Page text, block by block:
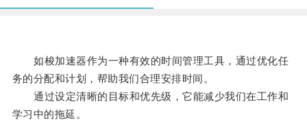
如梭加速器作为一种有效的时间管理工具，通过优化任
务的分配和计划，帮助我们合理安排时间。
通过设定清晰的目标和优先级，它能减少我们在工作和
学习中的拖延。